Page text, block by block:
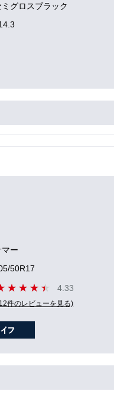
ミグロスブラック
マー
50R17
4.33
件のレビューを見る)